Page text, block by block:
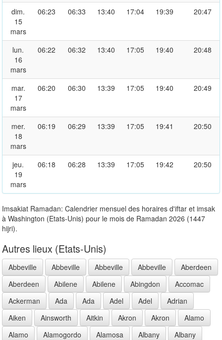
dim.
15
mars
06:23 06:33 13:40 17:04 19:39 20:47
lun.
16
mars
06:22 06:32 13:40 17:05 19:40 20:48
mar.
17
mars
06:20 06:30 13:39 17:05 19:40 20:49
mer.
18
mars
06:19 06:29 13:39 17:05 19:41 20:50
jeu.
19
mars
06:18 06:28 13:39 17:05 19:42 20:50
Imsakiat Ramadan: Calendrier mensuel des horaires d'iftar et imsak
à Washington (Etats-Unis) pour le mois de Ramadan 2026 (1447
hijri).
Autres lieux (Etats-Unis)
Abbeville Abbeville Abbeville Abbeville
Aberdeen
Aberdeen
Abilene Abilene Abingdon
Accomac
Ackerman
Ada Ada Adel Adel
Adrian
Aiken
Ainsworth Aitkin Akron Akron
Alamo
Alamo
Alamogordo Alamosa Albany
Albany